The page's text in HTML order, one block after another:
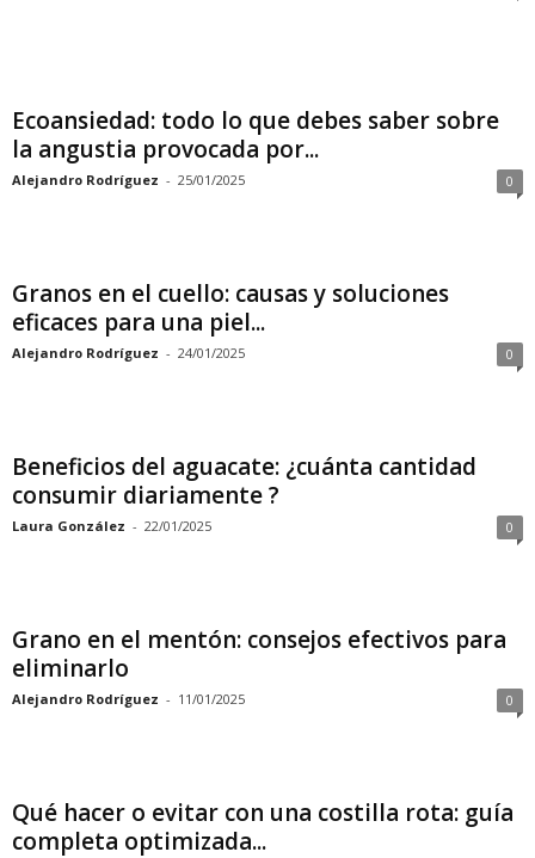
Ecoansiedad: todo lo que debes saber sobre
la angustia provocada por...
Alejandro Rodríguez - 25/01/2025 0
Granos en el cuello: causas y soluciones
eficaces para una piel...
Alejandro Rodríguez - 24/01/2025 0
Beneficios del aguacate: ¿cuánta cantidad
consumir diariamente ?
Laura González - 22/01/2025 0
Grano en el mentón: consejos efectivos para
eliminarlo
Alejandro Rodríguez - 11/01/2025 0
Qué hacer o evitar con una costilla rota: guía
completa optimizada...